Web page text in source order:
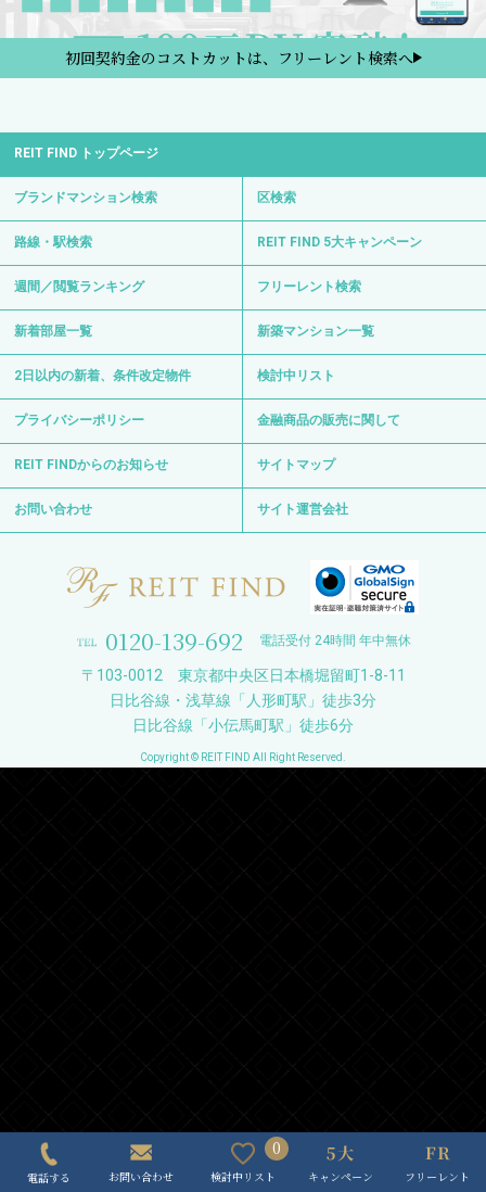
初回契約金のコストカットは、フリーレント検索へ
REIT FIND トップページ
ブランドマンション検索 区検索
路線・駅検索 REIT FIND 5大キャンペーン
週間／閲覧ランキング フリーレント検索
新着部屋一覧 新築マンション一覧
2日以内の新着、条件改定物件 検討中リスト
プライバシーポリシー 金融商品の販売に関して
REIT FINDからのお知らせ サイトマップ
お問い合わせ サイト運営会社
0120-139-692 電話受付 24時間 年中無休
〒103-0012 東京都中央区日本橋堀留町1-8-11
日比谷線・浅草線「人形町駅」徒歩3分
日比谷線「小伝馬町駅」徒歩6分
Copyright © REIT FIND All Right Reserved.
電話する お問い合わせ
0
検討中リスト キャンペーン フリーレント